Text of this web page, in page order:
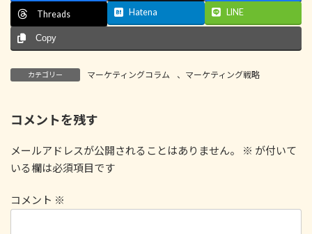
Threads Hatena LINE
Copy
カテゴリー マーケティングコラム 、 マーケティング戦略
コメントを残す
メールアドレスが公開されることはありません。 ※ が付いて
いる欄は必須項目です
コメント ※